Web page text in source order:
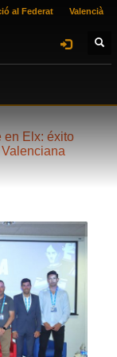
al Federat Valencià
en Elx: éxito